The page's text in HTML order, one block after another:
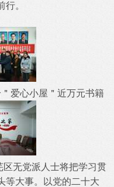
。
爱心小屋＂近万元书籍
无党派人士将把学习贯
等大事。以党的二十大